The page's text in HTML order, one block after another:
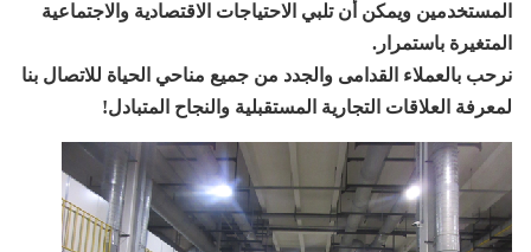
المستخدمين ويمكن أن تلبي الاحتياجات الاقتصادية والاجتماعية
المتغيرة باستمرار.
نرحب بالعملاء القدامى والجدد من جميع مناحي الحياة للاتصال بنا
لمعرفة العلاقات التجارية المستقبلية والنجاح المتبادل!